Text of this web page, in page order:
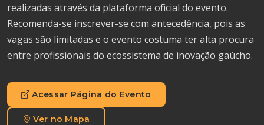
realizadas através da plataforma oficial do evento.
Recomenda-se inscrever-se com antecedência, pois as
vagas são limitadas e o evento costuma ter alta procura
entre profissionais do ecossistema de inovação gaúcho.
Acessar Página do Evento
Ver no Mapa